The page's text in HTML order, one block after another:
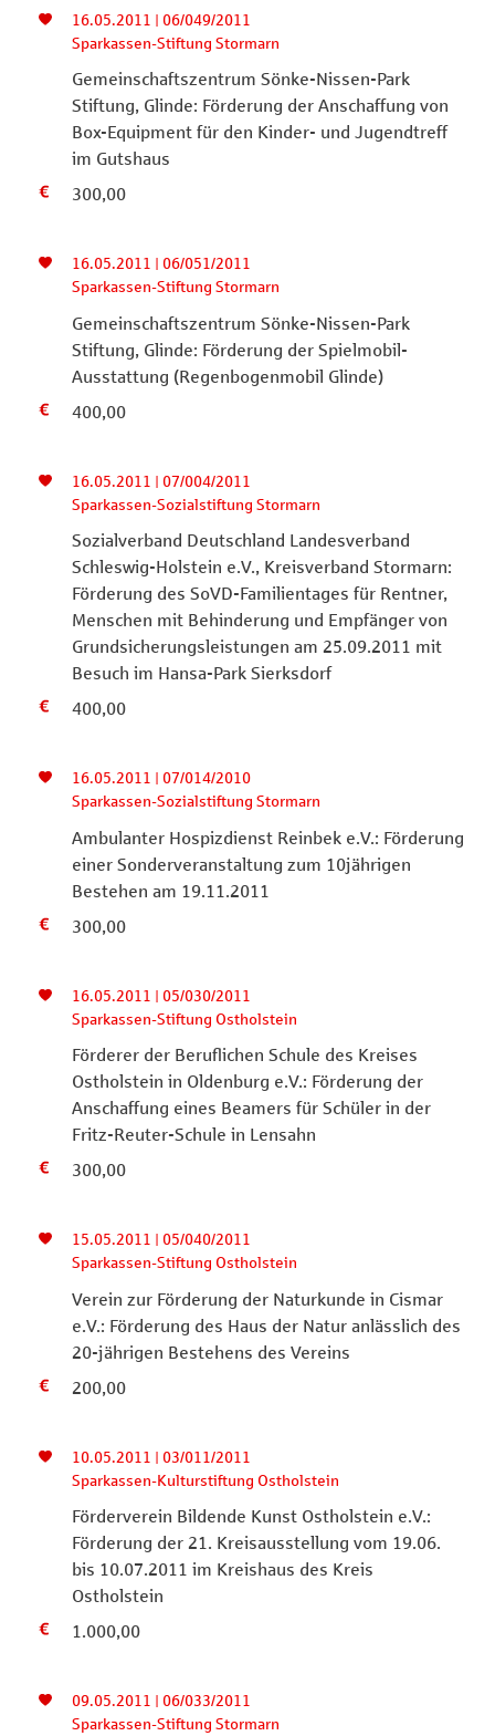
16.05.2011 | 06/049/2011
Sparkassen-Stiftung Stormarn
Gemeinschaftszentrum Sönke-Nissen-Park
Stiftung, Glinde: Förderung der Anschaffung von
Box-Equipment für den Kinder- und Jugendtreff
im Gutshaus
300,00
16.05.2011 | 06/051/2011
Sparkassen-Stiftung Stormarn
Gemeinschaftszentrum Sönke-Nissen-Park
Stiftung, Glinde: Förderung der Spielmobil-
Ausstattung (Regenbogenmobil Glinde)
400,00
16.05.2011 | 07/004/2011
Sparkassen-Sozialstiftung Stormarn
Sozialverband Deutschland Landesverband
Schleswig-Holstein e.V., Kreisverband Stormarn:
Förderung des SoVD-Familientages für Rentner,
Menschen mit Behinderung und Empfänger von
Grundsicherungsleistungen am 25.09.2011 mit
Besuch im Hansa-Park Sierksdorf
400,00
16.05.2011 | 07/014/2010
Sparkassen-Sozialstiftung Stormarn
Ambulanter Hospizdienst Reinbek e.V.: Förderung
einer Sonderveranstaltung zum 10jährigen
Bestehen am 19.11.2011
300,00
16.05.2011 | 05/030/2011
Sparkassen-Stiftung Ostholstein
Förderer der Beruflichen Schule des Kreises
Ostholstein in Oldenburg e.V.: Förderung der
Anschaffung eines Beamers für Schüler in der
Fritz-Reuter-Schule in Lensahn
300,00
15.05.2011 | 05/040/2011
Sparkassen-Stiftung Ostholstein
Verein zur Förderung der Naturkunde in Cismar
e.V.: Förderung des Haus der Natur anlässlich des
20-jährigen Bestehens des Vereins
200,00
10.05.2011 | 03/011/2011
Sparkassen-Kulturstiftung Ostholstein
Förderverein Bildende Kunst Ostholstein e.V.:
Förderung der 21. Kreisausstellung vom 19.06.
bis 10.07.2011 im Kreishaus des Kreis
Ostholstein
1.000,00
09.05.2011 | 06/033/2011
Sparkassen-Stiftung Stormarn